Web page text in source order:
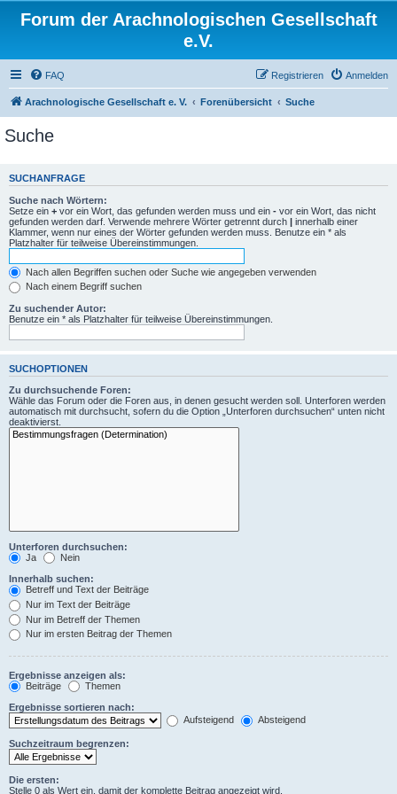
Forum der Arachnologischen Gesellschaft
e.V.
FAQ Anmelden
Registrieren
Arachnologische Gesellschaft e. V. Forenübersicht Suche
Suche
SUCHANFRAGE
Suche nach Wörtern:
Setze ein + vor ein Wort, das gefunden werden muss und ein - vor ein Wort, das nicht
gefunden werden darf. Verwende mehrere Wörter getrennt durch | innerhalb einer
Klammer, wenn nur eines der Wörter gefunden werden muss. Benutze ein * als
Platzhalter für teilweise Übereinstimmungen.
Nach allen Begriffen suchen oder Suche wie angegeben verwenden
Nach einem Begriff suchen
Zu suchender Autor:
Benutze ein * als Platzhalter für teilweise Übereinstimmungen.
SUCHOPTIONEN
Zu durchsuchende Foren:
Wähle das Forum oder die Foren aus, in denen gesucht werden soll. Unterforen werden
automatisch mit durchsucht, sofern du die Option „Unterforen durchsuchen“ unten nicht
deaktivierst.
Unterforen durchsuchen:
Ja
Nein
Innerhalb suchen:
Betreff und Text der Beiträge
Nur im Text der Beiträge
Nur im Betreff der Themen
Nur im ersten Beitrag der Themen
Ergebnisse anzeigen als:
Beiträge
Themen
Ergebnisse sortieren nach:
Aufsteigend
Absteigend
Suchzeitraum begrenzen:
Die ersten:
Stelle 0 als Wert ein, damit der komplette Beitrag angezeigt wird.